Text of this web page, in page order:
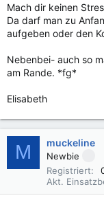
Mach dir keinen
Da darf man zu
aufgeben oder den
Nebenbei- auch so
am Rande. *fg*
Elisabeth
M muckeline
Newbie
Registriert
Akt.